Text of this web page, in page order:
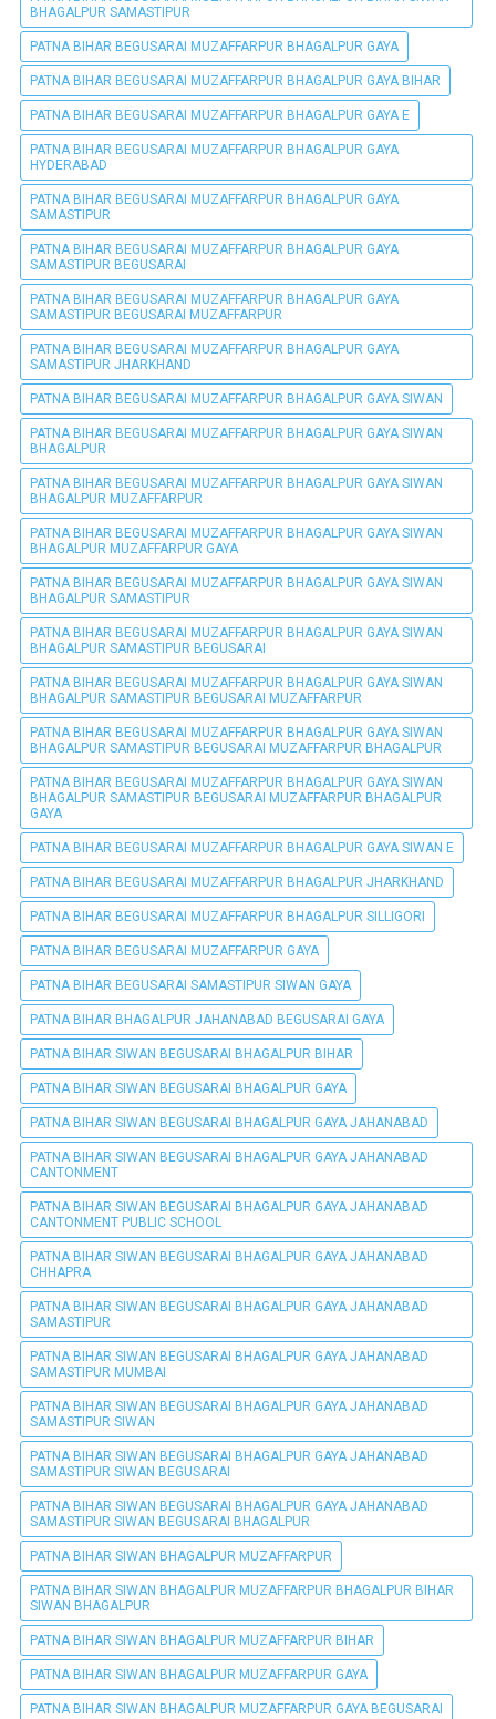
BHAGALPUR SAMASTIPUR
PATNA BIHAR BEGUSARAI MUZAFFARPUR BHAGALPUR GAYA
PATNA BIHAR BEGUSARAI MUZAFFARPUR BHAGALPUR GAYA BIHAR
PATNA BIHAR BEGUSARAI MUZAFFARPUR BHAGALPUR GAYA E
PATNA BIHAR BEGUSARAI MUZAFFARPUR BHAGALPUR GAYA
HYDERABAD
PATNA BIHAR BEGUSARAI MUZAFFARPUR BHAGALPUR GAYA
SAMASTIPUR
PATNA BIHAR BEGUSARAI MUZAFFARPUR BHAGALPUR GAYA
SAMASTIPUR BEGUSARAI
PATNA BIHAR BEGUSARAI MUZAFFARPUR BHAGALPUR GAYA
SAMASTIPUR BEGUSARAI MUZAFFARPUR
PATNA BIHAR BEGUSARAI MUZAFFARPUR BHAGALPUR GAYA
SAMASTIPUR JHARKHAND
PATNA BIHAR BEGUSARAI MUZAFFARPUR BHAGALPUR GAYA SIWAN
PATNA BIHAR BEGUSARAI MUZAFFARPUR BHAGALPUR GAYA SIWAN
BHAGALPUR
PATNA BIHAR BEGUSARAI MUZAFFARPUR BHAGALPUR GAYA SIWAN
BHAGALPUR MUZAFFARPUR
PATNA BIHAR BEGUSARAI MUZAFFARPUR BHAGALPUR GAYA SIWAN
BHAGALPUR MUZAFFARPUR GAYA
PATNA BIHAR BEGUSARAI MUZAFFARPUR BHAGALPUR GAYA SIWAN
BHAGALPUR SAMASTIPUR
PATNA BIHAR BEGUSARAI MUZAFFARPUR BHAGALPUR GAYA SIWAN
BHAGALPUR SAMASTIPUR BEGUSARAI
PATNA BIHAR BEGUSARAI MUZAFFARPUR BHAGALPUR GAYA SIWAN
BHAGALPUR SAMASTIPUR BEGUSARAI MUZAFFARPUR
PATNA BIHAR BEGUSARAI MUZAFFARPUR BHAGALPUR GAYA SIWAN
BHAGALPUR SAMASTIPUR BEGUSARAI MUZAFFARPUR BHAGALPUR
PATNA BIHAR BEGUSARAI MUZAFFARPUR BHAGALPUR GAYA SIWAN
BHAGALPUR SAMASTIPUR BEGUSARAI MUZAFFARPUR BHAGALPUR
GAYA
PATNA BIHAR BEGUSARAI MUZAFFARPUR BHAGALPUR GAYA SIWAN E
PATNA BIHAR BEGUSARAI MUZAFFARPUR BHAGALPUR JHARKHAND
PATNA BIHAR BEGUSARAI MUZAFFARPUR BHAGALPUR SILLIGORI
PATNA BIHAR BEGUSARAI MUZAFFARPUR GAYA
PATNA BIHAR BEGUSARAI SAMASTIPUR SIWAN GAYA
PATNA BIHAR BHAGALPUR JAHANABAD BEGUSARAI GAYA
PATNA BIHAR SIWAN BEGUSARAI BHAGALPUR BIHAR
PATNA BIHAR SIWAN BEGUSARAI BHAGALPUR GAYA
PATNA BIHAR SIWAN BEGUSARAI BHAGALPUR GAYA JAHANABAD
PATNA BIHAR SIWAN BEGUSARAI BHAGALPUR GAYA JAHANABAD
CANTONMENT
PATNA BIHAR SIWAN BEGUSARAI BHAGALPUR GAYA JAHANABAD
CANTONMENT PUBLIC SCHOOL
PATNA BIHAR SIWAN BEGUSARAI BHAGALPUR GAYA JAHANABAD
CHHAPRA
PATNA BIHAR SIWAN BEGUSARAI BHAGALPUR GAYA JAHANABAD
SAMASTIPUR
PATNA BIHAR SIWAN BEGUSARAI BHAGALPUR GAYA JAHANABAD
SAMASTIPUR MUMBAI
PATNA BIHAR SIWAN BEGUSARAI BHAGALPUR GAYA JAHANABAD
SAMASTIPUR SIWAN
PATNA BIHAR SIWAN BEGUSARAI BHAGALPUR GAYA JAHANABAD
SAMASTIPUR SIWAN BEGUSARAI
PATNA BIHAR SIWAN BEGUSARAI BHAGALPUR GAYA JAHANABAD
SAMASTIPUR SIWAN BEGUSARAI BHAGALPUR
PATNA BIHAR SIWAN BHAGALPUR MUZAFFARPUR
PATNA BIHAR SIWAN BHAGALPUR MUZAFFARPUR BHAGALPUR BIHAR
SIWAN BHAGALPUR
PATNA BIHAR SIWAN BHAGALPUR MUZAFFARPUR BIHAR
PATNA BIHAR SIWAN BHAGALPUR MUZAFFARPUR GAYA
PATNA BIHAR SIWAN BHAGALPUR MUZAFFARPUR GAYA BEGUSARAI